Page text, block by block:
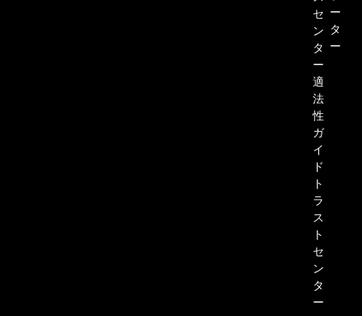
セ
ン
タ
ー
適
法
性
ガ
イ
ド
ト
ラ
ス
ト
セ
ン
タ
ー
ー
タ
ー